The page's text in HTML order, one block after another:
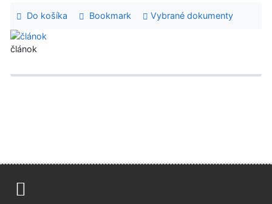
Do košíka Bookmark Vybrané dokumenty
článok